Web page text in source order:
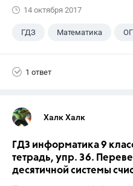
14 октября 2017
ГДЗ Математика
1 ответ
Халк Халк
ГДЗ информатика 9
тетрадь, упр. 36.
десятичной системы